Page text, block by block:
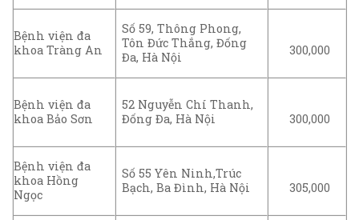
Bệnh viện đa
khoa Tràng An
Số 59, Thông Phong,
Tôn Đức Thắng, Đống
Đa, Hà Nội
300,000
Bệnh viện đa
khoa Bảo Sơn
52 Nguyễn Chí Thanh,
Đống Đa, Hà Nội
300,000
Bệnh viện đa
khoa Hồng
Ngọc
Số 55 Yên Ninh,Trúc
Bạch, Ba Đình, Hà Nội
305,000